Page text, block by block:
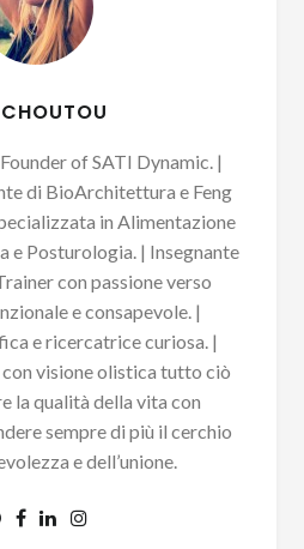
of SATI Dynamic. |
di BioArchitettura e Feng
in Alimentazione
e Posturologia. | Insegnante
con passione verso
e consapevole. |
e ricercatrice curiosa. |
con visione olistica tutto ciò
la qualità della vita con
sempre di più il cerchio
e dell’unione.